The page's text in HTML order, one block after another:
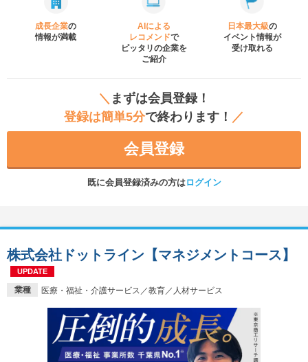
成長企業の
情報が満載
AIによる
レコメンドで
ピッタリの企業を
ご紹介
日本最大級の
イベント情報が
受け取れる
＼ まずは会員登録！
登録は簡単5分で終わります！ ／
会員登録
既に会員登録済みの方はログイン
業種 医療・福祉・介護サービス／教育／人材サービス
株式会社ドットライン【マネジメントコース】
UPDATE